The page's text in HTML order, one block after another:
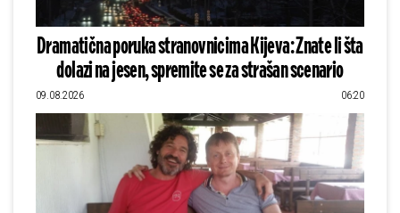
Dramatična poruka stranovnicima Kijeva: Znate li šta
dolazi na jesen, spremite se za strašan scenario
09.08.2026 06:20